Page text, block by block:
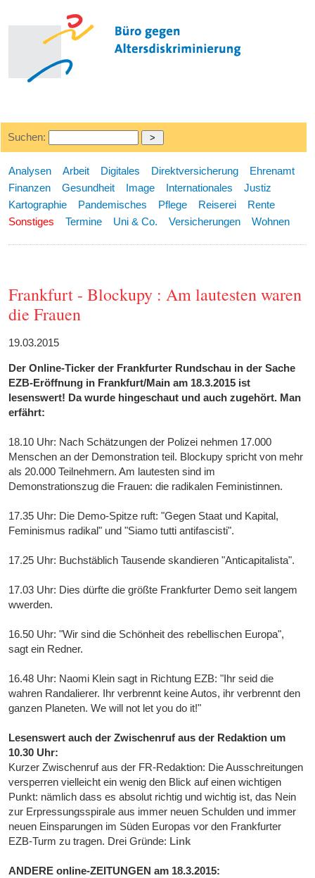
Suchen:
Analysen Arbeit Digitales Direktversicherung
Ehrenamt
Finanzen
Gesundheit Image Internationales
Justiz
Kartographie
Pandemisches Pflege Reiserei
Rente
Sonstiges
Termine Uni & Co. Versicherungen Wohnen
Frankfurt - Blockupy : Am lautesten waren
die Frauen
19.03.2015
Der Online-Ticker der Frankfurter Rundschau in der Sache
EZB-Eröffnung in Frankfurt/Main am 18.3.2015 ist
lesenswert! Da wurde hingeschaut und auch zugehört. Man
erfährt:
18.10 Uhr: Nach Schätzungen der Polizei nehmen 17.000
Menschen an der Demonstration teil. Blockupy spricht von mehr
als 20.000 Teilnehmern. Am lautesten sind im
Demonstrationszug die Frauen: die radikalen Feministinnen.
17.35 Uhr: Die Demo-Spitze ruft: "Gegen Staat und Kapital,
Feminismus radikal" und "Siamo tutti antifascisti".
17.25 Uhr: Buchstäblich Tausende skandieren "Anticapitalista".
17.03 Uhr: Dies dürfte die größte Frankfurter Demo seit langem
wwerden.
16.50 Uhr: "Wir sind die Schönheit des rebellischen Europa",
sagt ein Redner.
16.48 Uhr: Naomi Klein sagt in Richtung EZB: "Ihr seid die
wahren Randalierer. Ihr verbrennt keine Autos, ihr verbrennt den
ganzen Planeten. We will not let you do it!"
Lesenswert auch der Zwischenruf aus der Redaktion um
10.30 Uhr:
Kurzer Zwischenruf aus der FR-Redaktion: Die Ausschreitungen
versperren vielleicht ein wenig den Blick auf einen wichtigen
Punkt: nämlich dass es absolut richtig und wichtig ist, das Nein
zur Erpressungsspirale aus immer neuen Schulden und immer
neuen Einsparungen im Süden Europas vor den Frankfurter
EZB-Turm zu tragen. Drei Gründe: Link
ANDERE online-ZEITUNGEN am 18.3.2015: